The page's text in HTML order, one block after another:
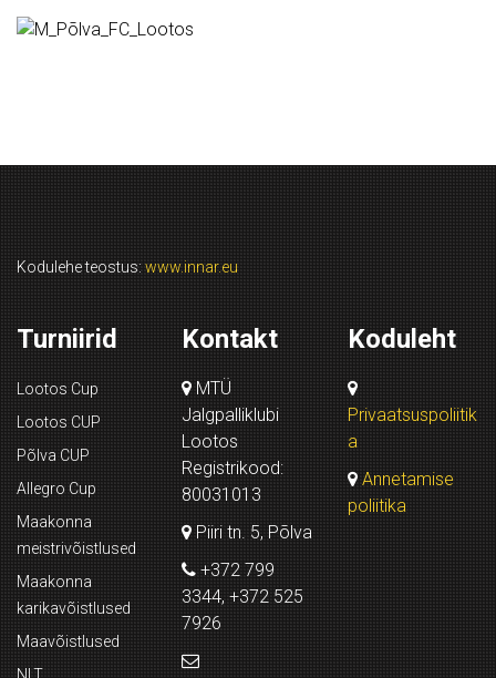
Kodulehe teostus: www.innar.eu
Turniirid
Lootos Cup
Lootos CUP
Põlva CUP
Allegro Cup
Maakonna
meistrivõistlused
Maakonna
karikavõistlused
Maavõistlused
Kontakt
MTÜ
Jalgpalliklubi
Lootos
Registrikood:
80031013
Piiri tn. 5, Põlva
+372 799
3344, +372 525
7926
Koduleht
Privaatsuspoliitik
a
Annetamise
poliitika